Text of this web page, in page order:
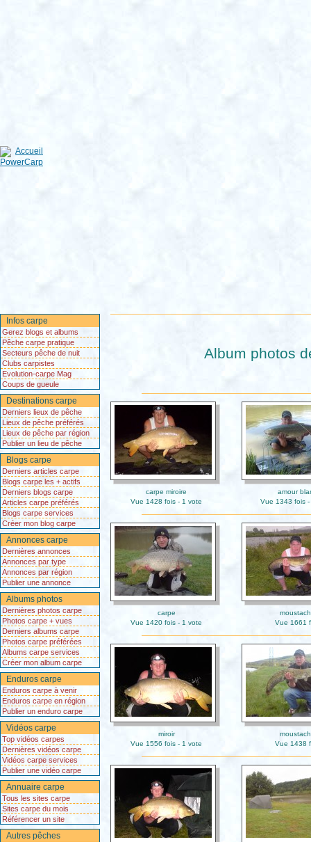
Infos carpe
Gerez blogs et albums
Pêche carpe pratique
Secteurs pêche de nuit
Clubs carpistes
Evolution-carpe Mag
Coups de gueule
Destinations carpe
Derniers lieux de pêche
Lieux de pêche préférés
Lieux de pêche par région
Publier un lieu de pêche
Blogs carpe
Derniers articles carpe
Blogs carpe les + actifs
Derniers blogs carpe
Articles carpe préférés
Blogs carpe services
Créer mon blog carpe
Annonces carpe
Dernières annonces
Annonces par type
Annonces par région
Publier une annonce
Albums photos
Dernières photos carpe
Photos carpe + vues
Derniers albums carpe
Photos carpe préférées
Albums carpe services
Créer mon album carpe
Enduros carpe
Enduros carpe à venir
Enduros carpe en région
Publier un enduro carpe
Vidéos carpe
Top vidéos carpes
Dernières vidéos carpe
Vidéos carpe services
Publier une vidéo carpe
Annuaire carpe
Tous les sites carpe
Sites carpe du mois
Référencer un site
Autres pêches
Album photos
carpe miroire
Vue 1428 fois - 1 vote
amour
Vue 1343 fois -
carpe
Vue 1420 fois - 1 vote
Vue 1661
miroir
Vue 1556 fois - 1 vote
Vue 1438